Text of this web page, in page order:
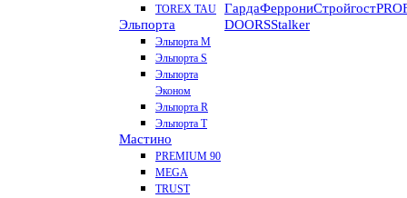
TOREX TAU
Эльпорта
Эльпорта M
Эльпорта S
Эльпорта
Эконом
Эльпорта R
Эльпорта Т
Мастино
PREMIUM 90
MEGA
TRUST
ГардаФеррониСтройгост
DOORSStalker